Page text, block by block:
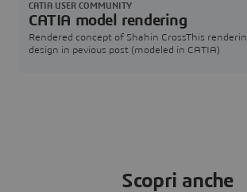
CATIA model rendering
Rendered concept of Shahin CrossThis
design in pevious post (modeled in CATIA)
CATIA USER COMMUNITY
Scopri anche